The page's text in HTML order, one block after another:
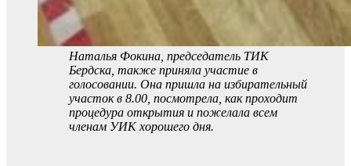
Наталья Фокина, председатель ТИК
Бердска, также приняла участие в
голосовании. Она пришла на избирательный
участок в 8.00, посмотрела, как проходит
процедура открытия и пожелала всем
членам УИК хорошего дня.